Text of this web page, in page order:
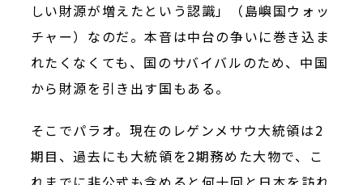
しい財源が増えたという認識」（島嶼国ウォッ
チャー）なのだ。本音は中台の争いに巻き込ま
れたくなくても、国のサバイバルのため、中国
から財源を引き出す国もある。
そこでパラオ。現在のレゲンメサウ大統領は2
期目、過去にも大統領を2期務めた大物で、こ